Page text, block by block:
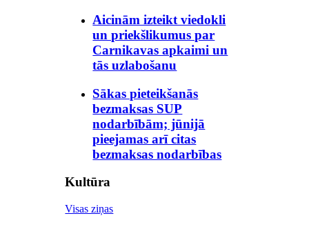
Aicinām izteikt viedokli
un priekšlikumus par
Carnikavas apkaimi un
tās uzlabošanu
Sākas pieteikšanās
bezmaksas SUP
nodarbībām; jūnijā
pieejamas arī citas
bezmaksas nodarbības
Kultūra
Visas ziņas